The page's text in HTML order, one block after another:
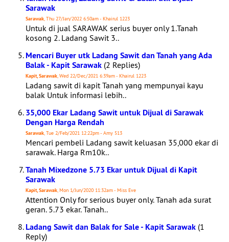
Sarawak
Sarawak, Thu 27/Jan/2022 6:50am - Khairul 1223
Untuk di jual SARAWAK serius buyer only 1.Tanah
kosong 2. Ladang Sawit 3..
Mencari Buyer utk Ladang Sawit dan Tanah yang Ada
Balak - Kapit Sarawak (2 Replies)
Kapit, Sarawak, Wed 22/Dec/2021 6:39am - Khairul 1223
Ladang sawit di kapit Tanah yang mempunyai kayu
balak Untuk informasi lebih..
35,000 Ekar Ladang Sawit untuk Dijual di Sarawak
Dengan Harga Rendah
Sarawak, Tue 2/Feb/2021 12:22pm - Amy 513
Mencari pembeli Ladang sawit keluasan 35,000 ekar di
sarawak. Harga Rm10k..
Tanah Mixedzone 5.73 Ekar untuk Dijual di Kapit
Sarawak
Kapit, Sarawak, Mon 1/Jun/2020 11:32am - Miss Eve
Attention Only for serious buyer only. Tanah ada surat
geran. 5.73 ekar. Tanah..
Ladang Sawit dan Balak for Sale - Kapit Sarawak (1
Reply)